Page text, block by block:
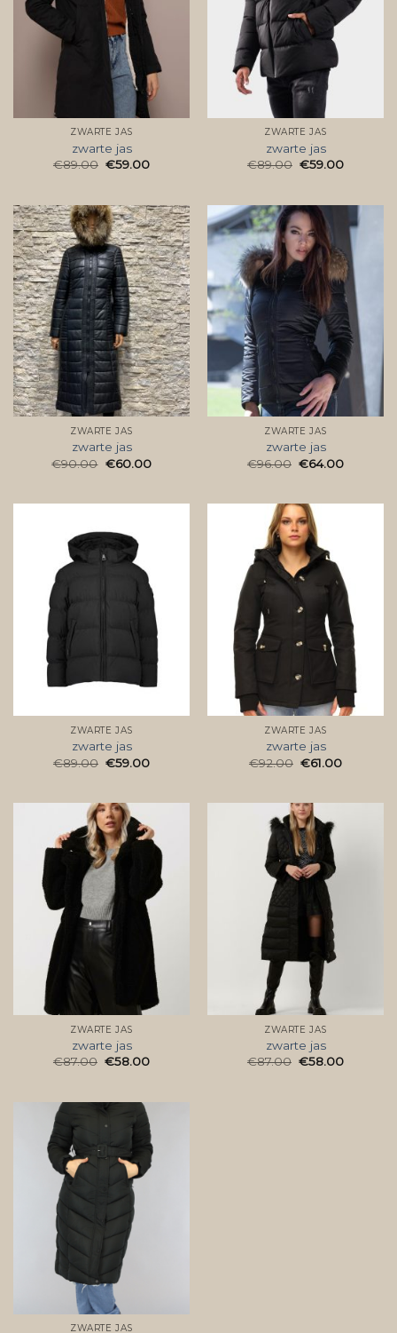
ZWARTE JAS
zwarte jas
€89.00 €59.00
ZWARTE JAS
zwarte jas
€89.00 €59.00
ZWARTE JAS
zwarte jas
€90.00 €60.00
ZWARTE JAS
zwarte jas
€96.00 €64.00
ZWARTE JAS
zwarte jas
€89.00 €59.00
ZWARTE JAS
zwarte jas
€92.00 €61.00
ZWARTE JAS
zwarte jas
€87.00 €58.00
ZWARTE JAS
zwarte jas
€87.00 €58.00
ZWARTE JAS